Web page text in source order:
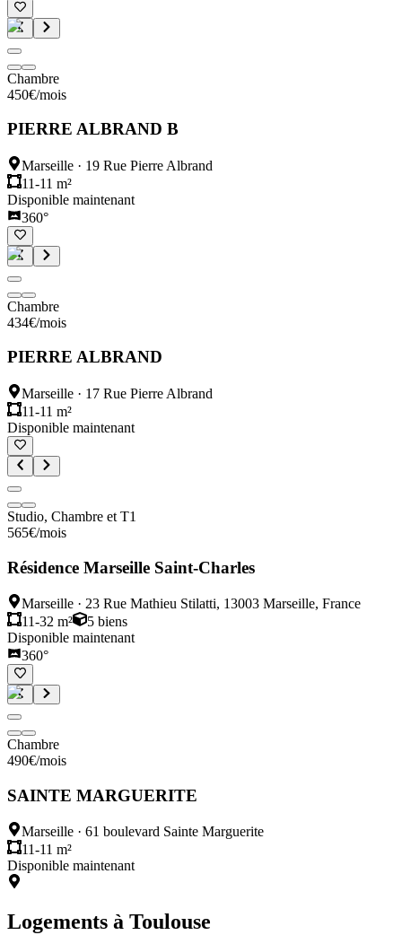
Chambre
450€/mois
PIERRE ALBRAND B
Marseille · 19 Rue Pierre Albrand
11-11 m²
Disponible maintenant
360°
Chambre
434€/mois
PIERRE ALBRAND
Marseille · 17 Rue Pierre Albrand
11-11 m²
Disponible maintenant
Studio, Chambre et T1
565€/mois
Résidence Marseille Saint-Charles
Marseille · 23 Rue Mathieu Stilatti, 13003 Marseille, France
11-32 m²
5 biens
Disponible maintenant
360°
Chambre
490€/mois
SAINTE MARGUERITE
Marseille · 61 boulevard Sainte Marguerite
11-11 m²
Disponible maintenant
Logements à Toulouse